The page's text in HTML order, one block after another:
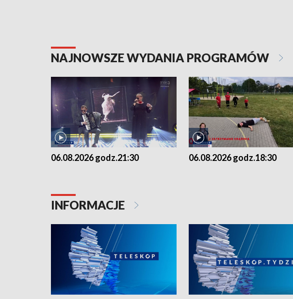
NAJNOWSZE WYDANIA PROGRAMÓW
06.08.2026 godz.21:30 06.08.2026 godz.18:30
INFORMACJE